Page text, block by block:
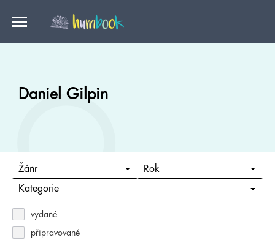
Daniel Gilpin
Žánr Rok
Kategorie
vydané
připravované